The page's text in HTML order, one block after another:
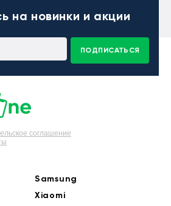
на новинки и акции
ПОДПИСАТЬСЯ
соглашение
Samsung
Xiaomi